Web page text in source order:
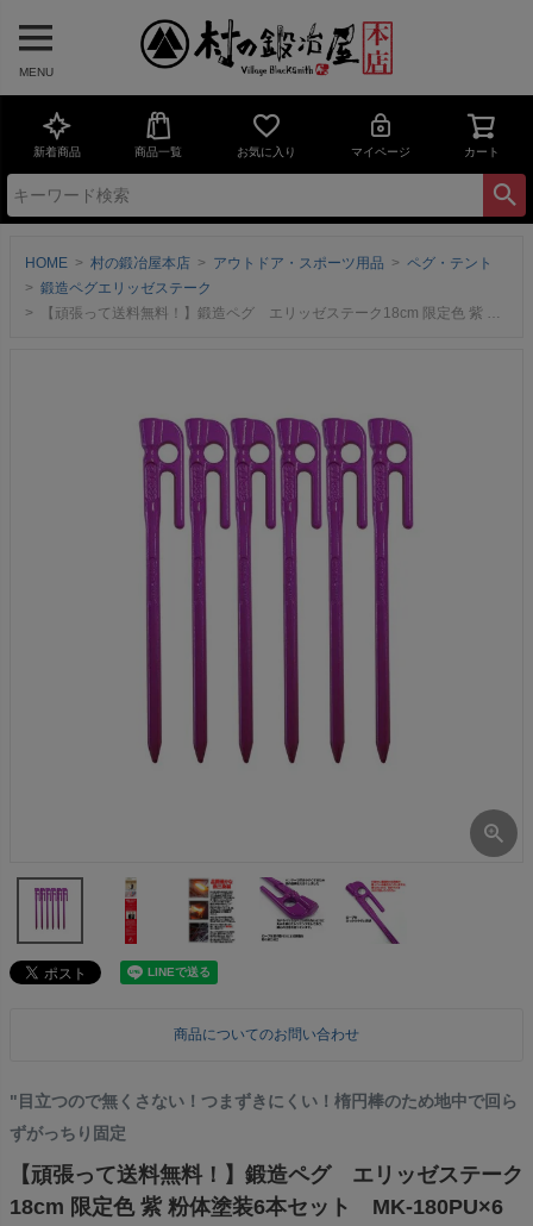
MENU
新着商品 商品一覧 お気に入り マイページ カート
HOME 村の鍛冶屋本店 アウトドア・スポーツ用品
ペグ・テント
鍛造ペグエリッゼステーク
【頑張って送料無料！】鍛造ペグ エリッゼステーク18cm 限定色 紫 粉体塗装6本セット MK-180PU×6本 パープル むらさき ムラサキ インナーテントやレジャーシートの固定に便利！ ネコポスのため日時指定不可
商品についてのお問い合わせ
"目立つので無くさない！つまずきにくい！楕円棒のため地中で回ら
ずがっちり固定
【頑張って送料無料！】鍛造ペグ エリッゼステーク
18cm 限定色 紫 粉体塗装6本セット MK-180PU×6